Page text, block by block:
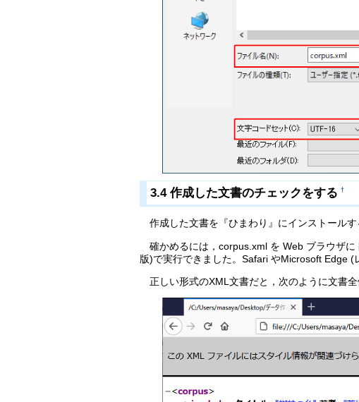
3.4 作成した文書のチェックをする †
作成した文書を『ひまわり』にインストールす
確かめるには，corpus.xml を Web ブラウザ
版)で実行できました。Safari やMicrosoft Edge (
正しい形式のXML文書だと，次のように文書